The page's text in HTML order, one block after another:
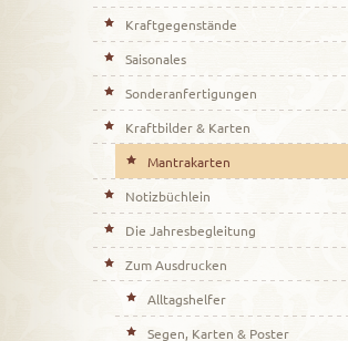
Kraftgegenstände
Saisonales
Sonderanfertigungen
Kraftbilder & Karten
Mantrakarten
Notizbüchlein
Die Jahresbegleitung
Zum Ausdrucken
Alltagshelfer
Segen, Karten & Poster